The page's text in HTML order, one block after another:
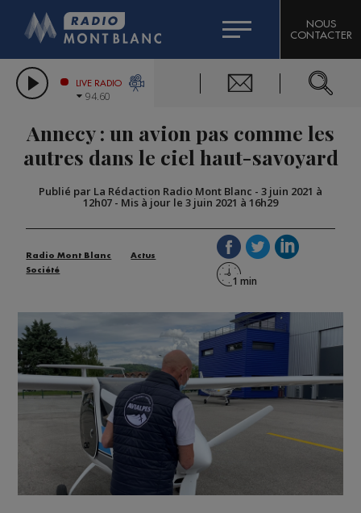
LES CHRONIQUES DE L'EXPERT
CITIZEN MACHINERY
GRAND MASSIF DOMAINES SKIABLES
BIGARD
COMPAGNIE DU MONT-BLANC
NOUS
CONTACTER
LIVE RADIO
94.60
Annecy : un avion pas comme les
autres dans le ciel haut-savoyard
Publié par La Rédaction Radio Mont Blanc - 3 juin 2021 à
12h07 - Mis à jour le 3 juin 2021 à 16h29
Radio Mont Blanc
Actus
Société